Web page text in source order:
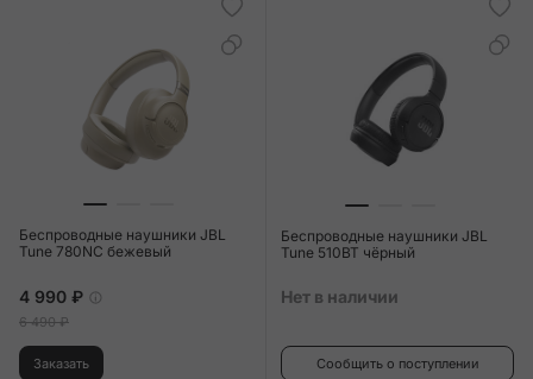
Беспроводные наушники JBL
Tune 780NC бежевый
4 990 ₽
6 490 ₽
Заказать
Беспроводные наушники JBL
Tune 510BT чёрный
Нет в наличии
Сообщить о поступлении